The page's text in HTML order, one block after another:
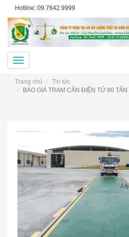
Hotline: 09.7642.9999
Menu
Trang chủ
Tin tức
BÁO GIÁ TRẠM CÂN ĐIỆN TỬ 80